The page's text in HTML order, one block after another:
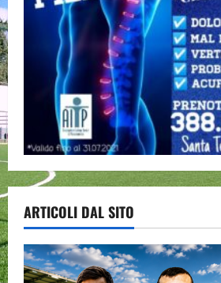
ARTICOLI DAL SITO